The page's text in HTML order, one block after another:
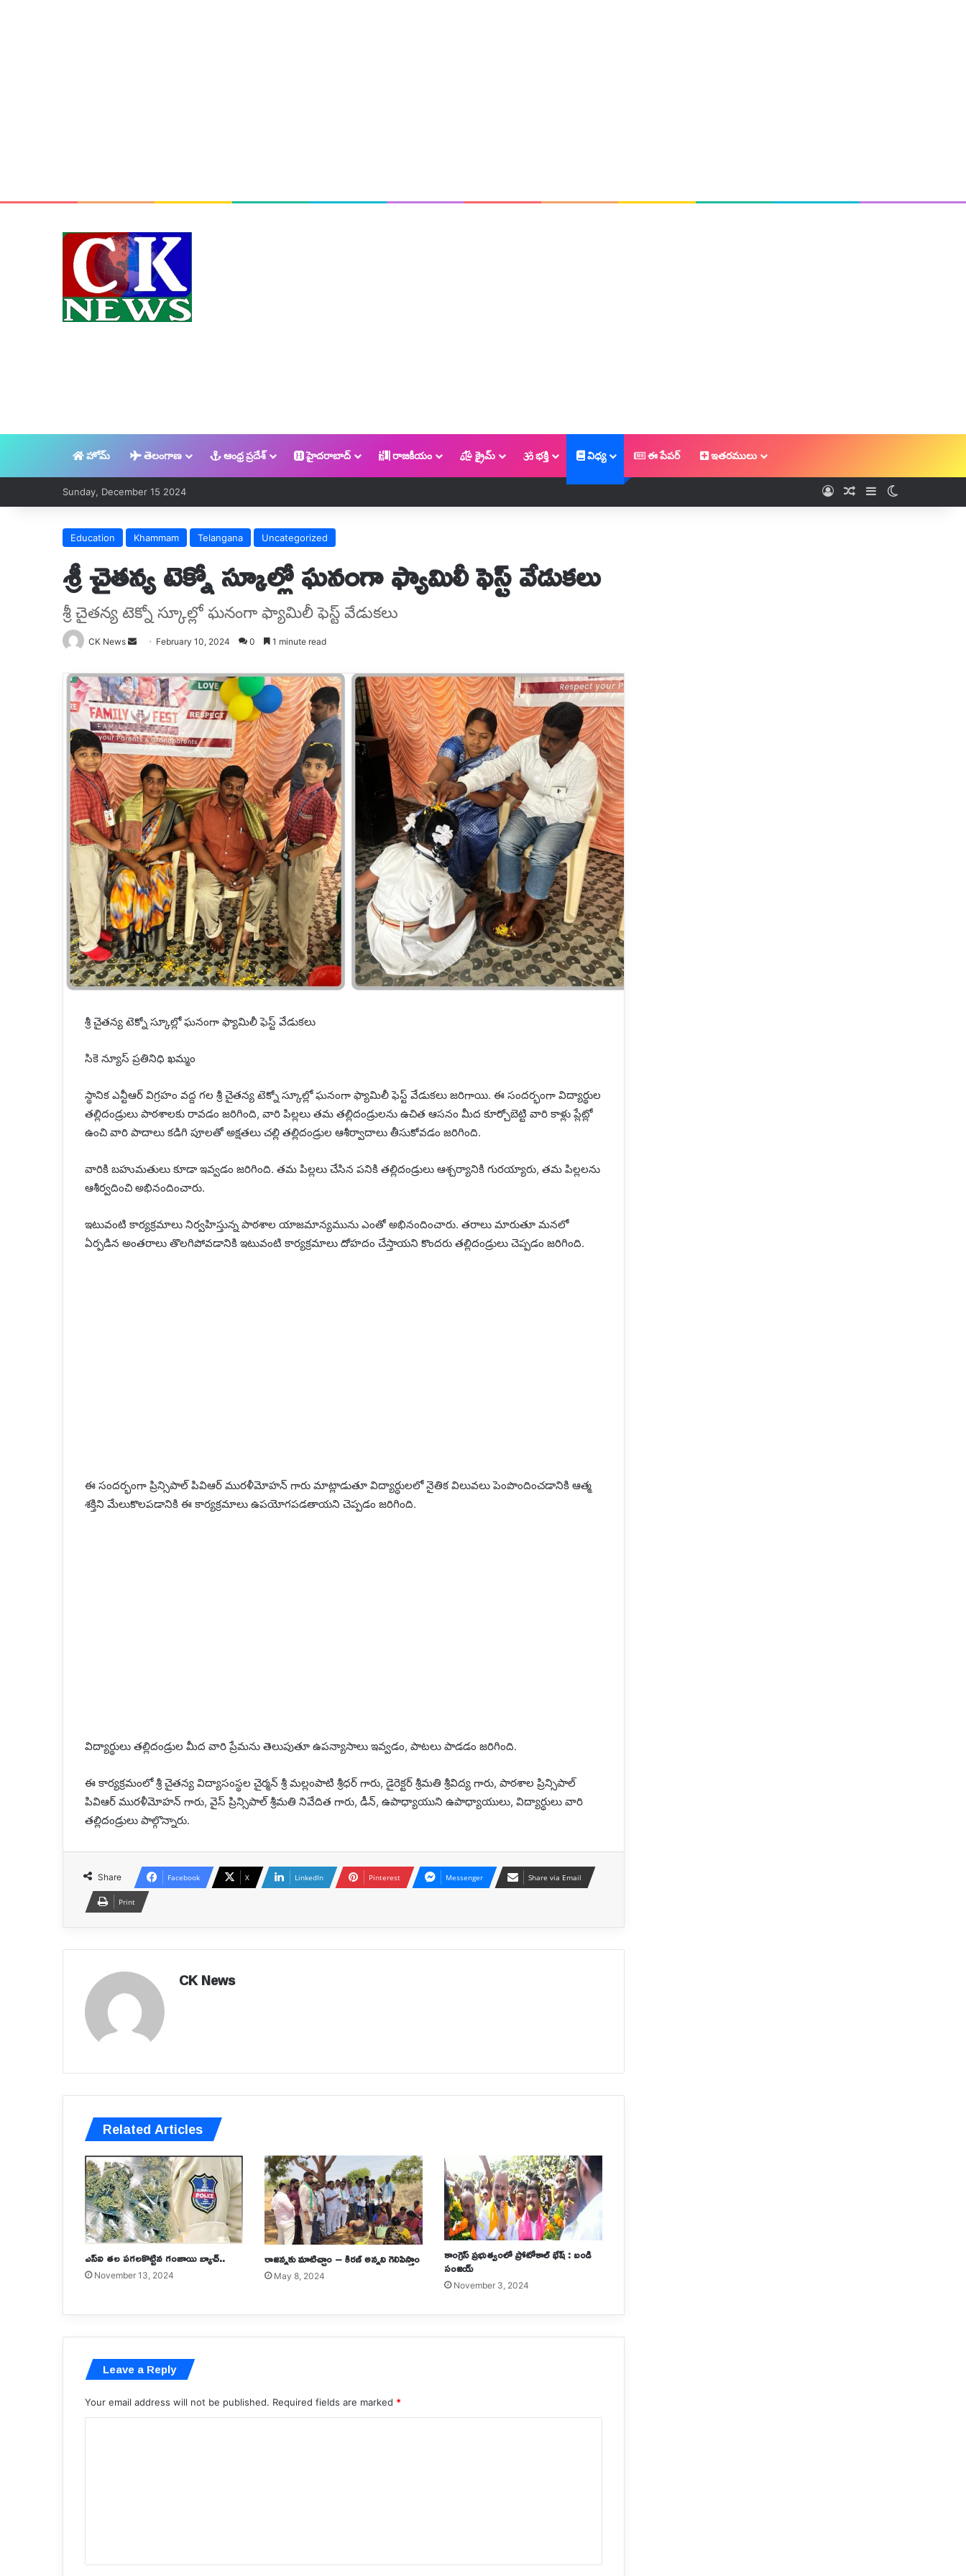
హోమ్ తెలంగాణ ఆంధ్ర ప్రదేశ్ హైదరాబాద్ రాజకీయం క్రైమ్ భక్తి విధ్య ఈ పేపర్ ఇతరములు
Sunday, December 15 2024 Log InRandom Article
Sidebar
Education Khammam Telangana Uncategorized
శ్రీ చైతన్య టెక్నో స్కూల్లో ఘనంగా ఫ్యామిలీ ఫెస్ట్ వేడుకలు
శ్రీ చైతన్య టెక్నో స్కూల్లో ఘనంగా ఫ్యామిలీ ఫెస్ట్ వేడుకలు
CK News
Send
email
February 10, 2024 0 1 minute read
శ్రీ చైతన్య టెక్నో స్కూల్లో ఘనంగా ఫ్యామిలీ ఫెస్ట్ వేడుకలు
సికె న్యూస్ ప్రతినిధి ఖమ్మం
స్థానిక ఎన్టీఆర్ విగ్రహం వద్ద గల శ్రీ చైతన్య టెక్నో స్కూల్లో ఘనంగా ఫ్యామిలీ ఫెస్ట్ వేడుకలు జరిగాయి. ఈ సందర్భంగా విద్యార్థుల
తల్లిదండ్రులు పాఠశాలకు రావడం జరిగింది, వారి పిల్లలు తమ తల్లిదండ్రులను ఉచిత ఆసనం మీద కూర్చోబెట్టి వారి కాళ్లు ప్లేట్లో
ఉంచి వారి పాదాలు కడిగి పూలతో అక్షతలు చల్లి తల్లిదండ్రుల ఆశీర్వాదాలు తీసుకోవడం జరిగింది.
వారికి బహుమతులు కూడా ఇవ్వడం జరిగింది. తమ పిల్లలు చేసిన పనికి తల్లిదండ్రులు ఆశ్చర్యానికి గురయ్యారు, తమ పిల్లలను
ఆశీర్వదించి అభినందించారు.
ఇటువంటి కార్యక్రమాలు నిర్వహిస్తున్న పాఠశాల యాజమాన్యమును ఎంతో అభినందించారు. తరాలు మారుతూ మనలో
ఏర్పడిన అంతరాలు తొలగిపోవడానికి ఇటువంటి కార్యక్రమాలు దోహదం చేస్తాయని కొందరు తల్లిదండ్రులు చెప్పడం జరిగింది.
ఈ సందర్భంగా ప్రిన్సిపాల్ పివిఆర్ మురళీమోహన్ గారు మాట్లాడుతూ విద్యార్ధులలో నైతిక విలువలు పెంపొందించడానికి ఆత్మ
శక్తిని మేలుకొలపడానికి ఈ కార్యక్రమాలు ఉపయోగపడతాయని చెప్పడం జరిగింది.
విద్యార్థులు తల్లిదండ్రుల మీద వారి ప్రేమను తెలుపుతూ ఉపన్యాసాలు ఇవ్వడం, పాటలు పాడడం జరిగింది.
ఈ కార్యక్రమంలో శ్రీ చైతన్య విద్యాసంస్థల చైర్మన్ శ్రీ మల్లంపాటి శ్రీధర్ గారు, డైరెక్టర్ శ్రీమతి శ్రీవిద్య గారు, పాఠశాల ప్రిన్సిపాల్
పివిఆర్ మురళీమోహన్ గారు, వైస్ ప్రిన్సిపాల్ శ్రీమతి నివేదిత గారు, డీన్, ఉపాధ్యాయుని ఉపాధ్యాయులు, విద్యార్ధులు వారి
తల్లిదండ్రులు పాల్గొన్నారు.
Share Facebook X LinkedIn Pinterest Messenger Share via Email
Print
CK News
Related Articles
ఎస్ఐ తల పగలకొట్టిన గంజాయి బ్యాచ్..
November 13, 2024
రాజన్నకు మాటిచ్చాం – కిరణ్ అన్నని గెలిపిస్తాం
May 8, 2024
కాంగ్రెస్ ప్రభుత్వంలో ప్రోటోకాల్ భేష్ : బండి
సంజయ్
November 3, 2024
Leave a Reply
Your email address will not be published. Required fields are marked *